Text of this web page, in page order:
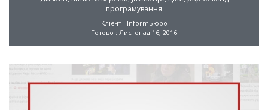
програмування
Клієнт : InformБюро
Готово : Листопад 16, 2016